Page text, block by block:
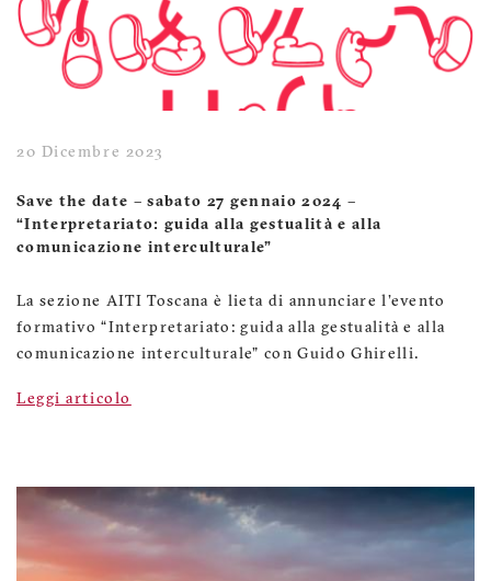
20 Dicembre 2023
Save the date – sabato 27 gennaio 2024 –
“Interpretariato: guida alla gestualità e alla
comunicazione interculturale”
La sezione AITI Toscana è lieta di annunciare l'evento
formativo “Interpretariato: guida alla gestualità e alla
comunicazione interculturale" con Guido Ghirelli.
Leggi articolo